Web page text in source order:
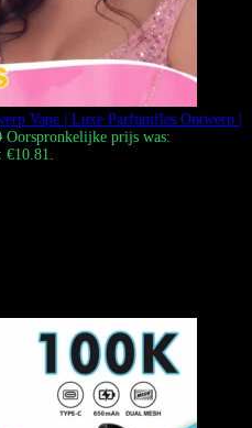
Vape | Luxe Parfumfles Ontwerp |
Oorspronkelijke prijs was:
€10.81.